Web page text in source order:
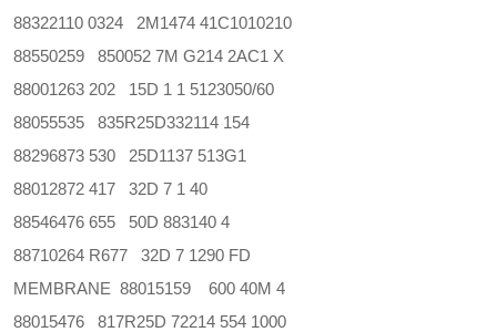
88322110 0324 2M1474 41C1010210
88550259 850052 7M G214 2AC1 X
88001263 202 15D 1 1 5123050/60
88055535 835R25D332114 154
88296873 530 25D1137 513G1
88012872 417 32D 7 1 40
88546476 655 50D 883140 4
88710264 R677 32D 7 1290 FD
MEMBRANE 88015159 600 40M 4
88015476 817R25D 72214 554 1000